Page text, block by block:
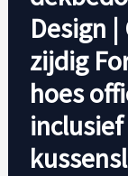
Design
zijdig
hoes